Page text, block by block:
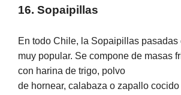
16. Sopaipillas
En todo Chile, la Sopaipillas pasadas
muy popular. Se compone de masas
con harina de trigo, polvo
de hornear, calabaza o zapallo